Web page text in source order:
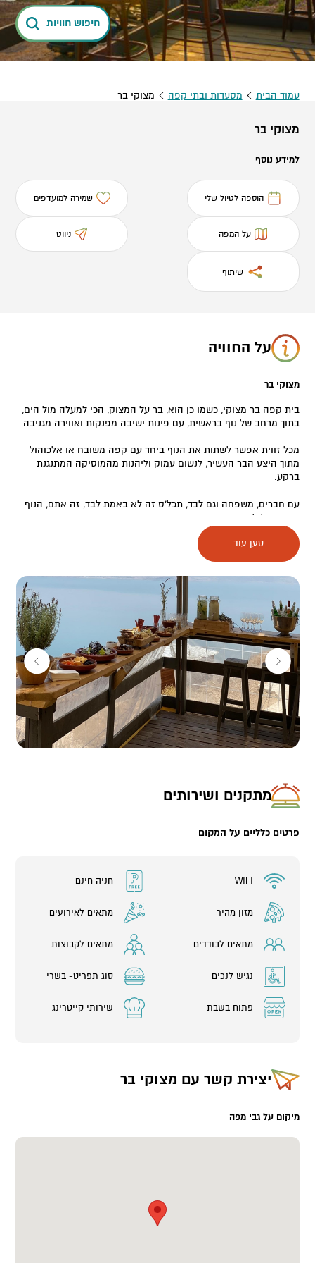
חיפוש חוויות
עמוד הבית מסעדות ובתי קפה מצוקי בר
מצוקי בר
למידע נוסף
הוספה לטיול שלי שמירה למועדפים
על המפה ניווט
שיתוף
על החוויה
מצוקי בר
בית קפה בר מצוקי, כשמו כן הוא, בר על המצוק, הכי למעלה מול הים,
בתוך מרחב של נוף בראשית, עם פינות ישיבה מפנקות ואווירה מגניבה.
מכל זווית אפשר לשתות את הנוף ביחד עם קפה משובח או אלכוהול
מתוך היצע הבר העשיר, לנשום עמוק וליהנות מהמוסיקה המתנגנת
ברקע.
עם חברים, משפחה וגם לבד, תכל'ס זה לא באמת לבד, זה אתם, הנוף
ואווירת צ'יל , ברגוע….
הבר מציע מגוון עשיר של אלכוהול, שתיה קלה, מיצים טבעיים, קפה
משובח, אוכל ונשנושים.
טען עוד
מתקנים ושירותים
פרטים כלליים על המקום
WIFI חניה חינם
מזון מהיר מתאים לאירועים
מתאים לבודדים מתאים לקבוצות
נגיש לנכים סוג תפריט- בשרי
פתוח בשבת שירותי קייטרינג
יצירת קשר עם מצוקי בר
מיקום על גבי מפה